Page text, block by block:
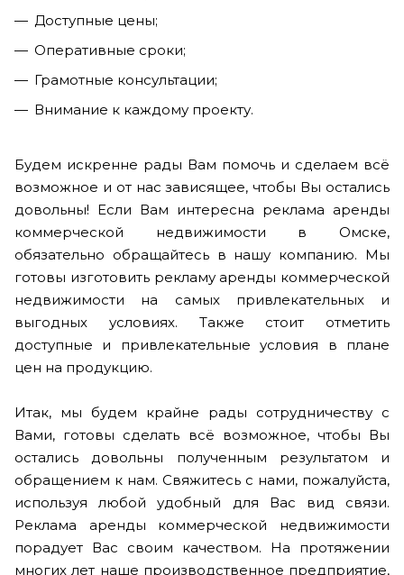
Доступные цены;
Оперативные сроки;
Грамотные консультации;
Внимание к каждому проекту.
Будем искренне рады Вам помочь и сделаем всё
возможное и от нас зависящее, чтобы Вы остались
довольны! Если Вам интересна реклама аренды
коммерческой недвижимости в Омске,
обязательно обращайтесь в нашу компанию. Мы
готовы изготовить рекламу аренды коммерческой
недвижимости на самых привлекательных и
выгодных условиях. Также стоит отметить
доступные и привлекательные условия в плане
цен на продукцию.
Итак, мы будем крайне рады сотрудничеству с
Вами, готовы сделать всё возможное, чтобы Вы
остались довольны полученным результатом и
обращением к нам. Свяжитесь с нами, пожалуйста,
используя любой удобный для Вас вид связи.
Реклама аренды коммерческой недвижимости
порадует Вас своим качеством. На протяжении
многих лет наше производственное предприятие,